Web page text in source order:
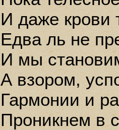
И даже крови
Едва ль не
И мы
А взором,
Гармонии и
Проникнем в